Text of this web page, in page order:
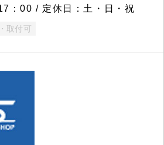
：00 / 定休日：土・日・祝
取付可